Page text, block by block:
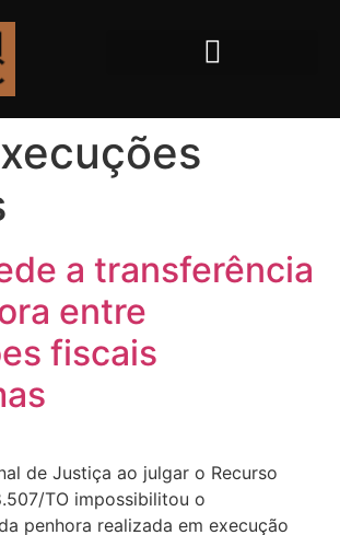
a transferência
entre
fiscais
de Justiça ao julgar o Recurso
TO impossibilitou o
penhora realizada em execução